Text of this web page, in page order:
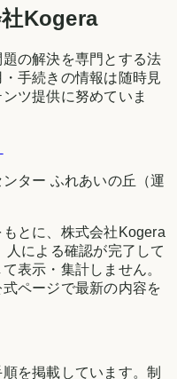
Kogera
の解決を専門とする法
手続きの情報は随時見
ツ提供に努めていま
ター ふれあいの丘（運
とに、株式会社Kogera
による確認が完了して
表示・集計しません。
ページで最新の内容を
を掲載しています。制